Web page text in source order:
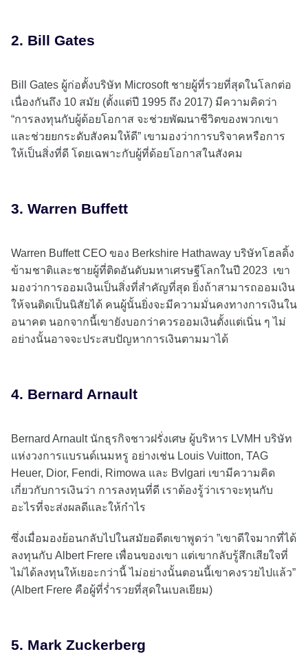
2. Bill Gates
Bill Gates ผู้ก่อตั้งบริษัท Microsoft ชายผู้ที่รวยที่สุดในโลกต่อ
เนื่องกันถึง 10 สมัย (ตั้งแต่ปี 1995 ถึง 2017) มีความคิดว่า
“การลงทุนกับผู้ด้อยโอกาส จะช่วยพัฒนาชีวิตของพวกเขา
และช่วยยกระดับสังคมให้ดี” เขามองว่าการบริจาคหรือการ
ให้เป็นสิ่งที่ดี โดยเฉพาะกับผู้ที่ด้อยโอกาสในสังคม
3. Warren Buffett
Warren Buffett CEO ของ Berkshire Hathaway บริษัทโฮลดิ้ง
ข้ามชาติและชายผู้ที่ติดอันดับมหาเศรษฐีโลกในปี 2023 เขา
มองว่าการออมเงินเป็นสิ่งที่สำคัญที่สุด ยิ่งถ้าสามารถออมเงิน
ให้จนติดเป็นนิสัยได้ คนผู้นั้นยิ่งจะมีความมั่นคงทางการเงินใน
อนาคต นอกจากนี้เขายังบอกว่าควรออมเงินตั้งแต่เนิ่น ๆ ไม่
อย่างนั้นอาจจะประสบปัญหาการเงินตามมาได้
4. Bernard Arnault
Bernard Arnault นักธุรกิจชาวฝรั่งเศษ ผู้บริหาร LVMH บริษัท
แห่งวงการแบรนด์เนมหรู อย่างเช่น Louis Vuitton, TAG
Heuer, Dior, Fendi, Rimowa และ Bvlgari เขามีความคิด
เกี่ยวกับการเงินว่า การลงทุนที่ดี เราต้องรู้ว่าเราจะทุนกับ
อะไรที่จะส่งผลดีและให้กำไร
ซึ่งเมื่อมองย้อนกลับไปในสมัยอดีตเขาพูดว่า ”เขาดีใจมากที่ได้
ลงทุนกับ Albert Frere เพื่อนของเขา แต่เขากลับรู้สึกเสียใจที่
ไม่ได้ลงทุนให้เยอะกว่านี้ ไม่อย่างนั้นตอนนี้เขาคงรวยไปแล้ว”
(Albert Frere คือผู้ที่ร่ำรวยที่สุดในเบลเยียม)
5. Mark Zuckerberg